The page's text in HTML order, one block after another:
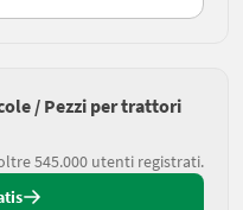
/ Pezzi per trattori
545.000 utenti registrati.